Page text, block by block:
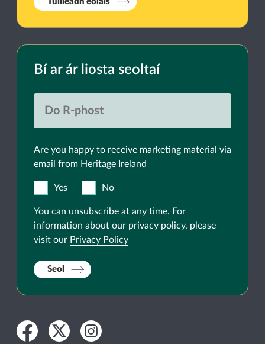
Bí ar ár liosta seoltaí
Are you happy to receive marketing material via
email from Heritage Ireland
Yes No
You can unsubscribe at any time. For
information about our privacy policy, please
visit our Privacy Policy
Seol
Facebook
TwitterInstagram